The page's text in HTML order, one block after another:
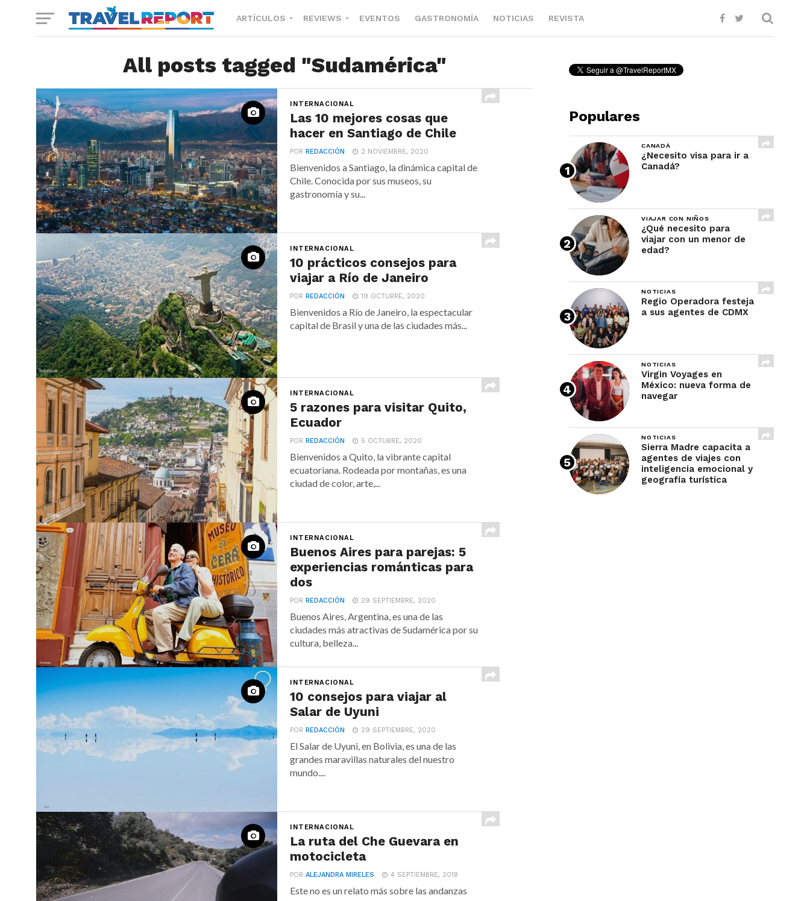
ARTÍCULOS REVIEWS EVENTOS GASTRONOMÍA NOTICIAS REVISTA
All posts tagged "Sudamérica"
INTERNACIONAL
Las 10 mejores cosas que
hacer en Santiago de Chile
PORREDACCIÓN 2 NOVIEMBRE, 2020
Bienvenidos a Santiago, la dinámica capital de
Chile. Conocida por sus museos, su
gastronomía y su...
INTERNACIONAL
10 prácticos consejos para
viajar a Río de Janeiro
PORREDACCIÓN 19 OCTUBRE, 2020
Bienvenidos a Río de Janeiro, la espectacular
capital de Brasil y una de las ciudades más...
INTERNACIONAL
5 razones para visitar Quito,
Ecuador
PORREDACCIÓN 5 OCTUBRE, 2020
Bienvenidos a Quito, la vibrante capital
ecuatoriana. Rodeada por montañas, es una
ciudad de color, arte,...
INTERNACIONAL
Buenos Aires para parejas: 5
experiencias románticas para
dos
PORREDACCIÓN 29 SEPTIEMBRE, 2020
Buenos Aires, Argentina, es una de las
ciudades más atractivas de Sudamérica por su
cultura, belleza...
INTERNACIONAL
10 consejos para viajar al
Salar de Uyuni
PORREDACCIÓN 29 SEPTIEMBRE, 2020
El Salar de Uyuni, en Bolivia, es una de las
grandes maravillas naturales del nuestro
mundo....
INTERNACIONAL
La ruta del Che Guevara en
motocicleta
PORALEJANDRA MIRELES 4 SEPTIEMBRE, 2018
Este no es un relato más sobre las andanzas
Populares
CANADÁ
¿Necesito visa para ir a
Canadá?
VIAJAR CON NIÑOS
¿Qué necesito para
viajar con un menor de
edad?
NOTICIAS
Regio Operadora festeja
a sus agentes de CDMX
NOTICIAS
Virgin Voyages en
México: nueva forma de
navegar
NOTICIAS
Sierra Madre capacita a
agentes de viajes con
inteligencia emocional y
geografía turística